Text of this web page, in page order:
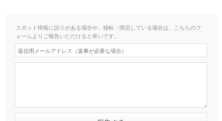
スポット情報に誤りがある場合や、移転・閉店している場合は、こちらのフ
ォームよりご報告いただけると幸いです。